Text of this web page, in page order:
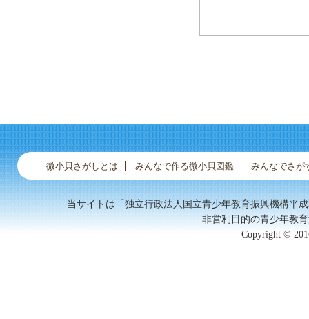
ボタル ムシボタル ムシエビ
微小貝さがしとは みんなで作る微小貝図鑑 みんなでさが
当サイトは「独立行政法人国立青少年教育振興機構平
非営利目的の青少年教
Copyright ©